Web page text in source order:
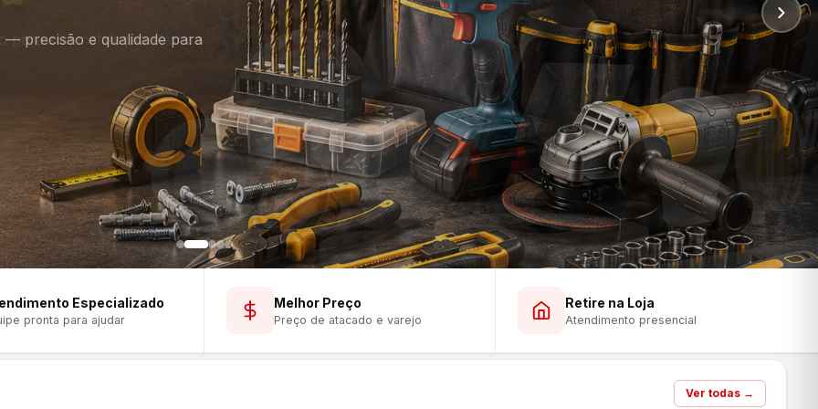
precisão e qualidade para
Especializado
pronta para ajudar
Melhor Preço
Preço de atacado e varejo
Retire na Loja
Atendimento presencial
Ver todas →